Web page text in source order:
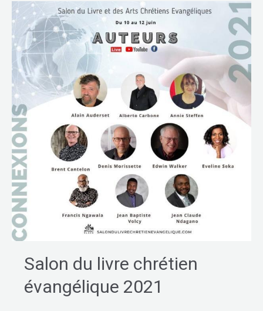
Salon du livre chrétien
évangélique 2021
Salon
du
livre
chrétien
évangélique
2021